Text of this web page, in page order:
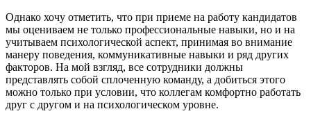
Однако хочу отметить, что при приеме на работу кандидатов
мы оцениваем не только профессиональные навыки, но и на
учитываем психологической аспект, принимая во внимание
манеру поведения, коммуникативные навыки и ряд других
факторов. На мой взгляд, все сотрудники должны
представлять собой сплоченную команду, а добиться этого
можно только при условии, что коллегам комфортно работать
друг с другом и на психологическом уровне.